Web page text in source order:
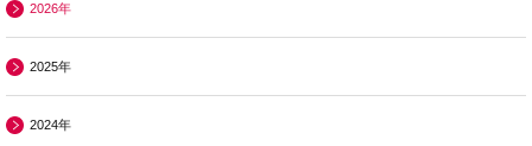
2026年
2025年
2024年